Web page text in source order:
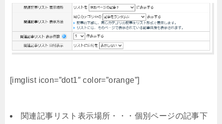
[imglist icon=”dot1″ color=”orange”]
関連記事リスト表示場所・・・個別ページの記事下